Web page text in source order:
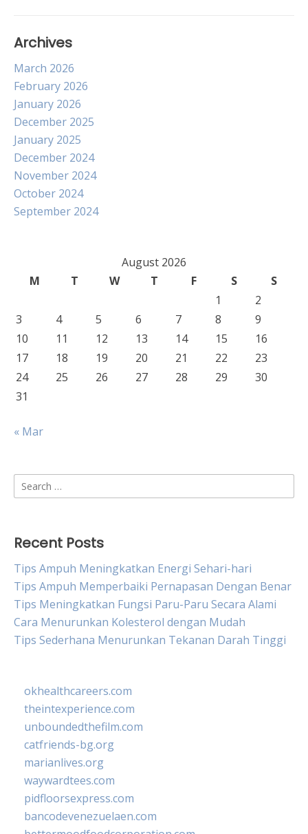
Archives
March 2026
February 2026
January 2026
December 2025
January 2025
December 2024
November 2024
October 2024
September 2024
August 2026
M
T W T F S
S
1
2
3
4 5 6 7 8
9
10
11 12 13 14 15
16
17
18 19 20 21 22
23
24
25 26 27 28 29
30
31
« Mar
Search
for:
Recent Posts
Tips Ampuh Meningkatkan Energi Sehari-hari
Tips Ampuh Memperbaiki Pernapasan Dengan Benar
Tips Meningkatkan Fungsi Paru-Paru Secara Alami
Cara Menurunkan Kolesterol dengan Mudah
Tips Sederhana Menurunkan Tekanan Darah Tinggi
okhealthcareers.com
theintexperience.com
unboundedthefilm.com
catfriends-bg.org
marianlives.org
waywardtees.com
pidfloorsexpress.com
bancodevenezuelaen.com